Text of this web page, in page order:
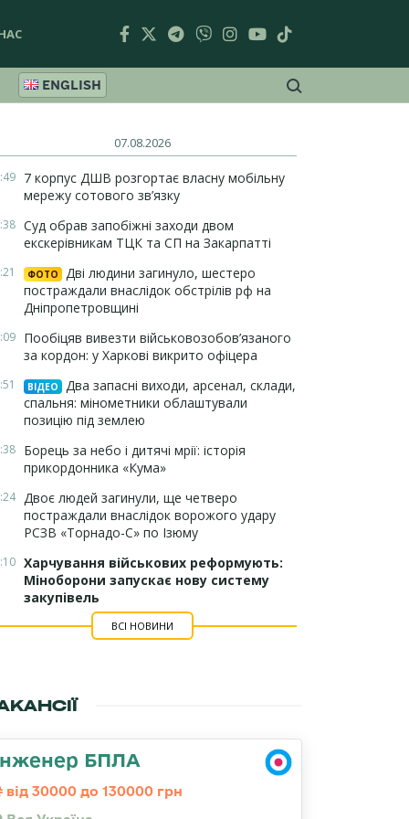
ENGLISH
07.08.2026
7 корпус ДШВ розгортає власну мобільну
мережу сотового зв’язку
Суд обрав запобіжні заходи двом
екскерівникам ТЦК та СП на Закарпатті
ФОТО
Дві людини загинуло, шестеро
постраждали внаслідок обстрілів рф на
Дніпропетровщині
Пообіцяв вивезти військовозобов’язаного
за кордон: у Харкові викрито офіцера
ВІДЕО
Два запасні виходи, арсенал, склади,
спальня: мінометники облаштували
позицію під землею
Борець за небо і дитячі мрії: історія
прикордонника «Кума»
Двоє людей загинули, ще четверо
постраждали внаслідок ворожого удару
РСЗВ «Торнадо-С» по Ізюму
Харчування військових реформують:
Міноборони запускає нову систему
закупівель
ВСІ НОВИНИ
БПЛА
від 30000 до 130000 грн